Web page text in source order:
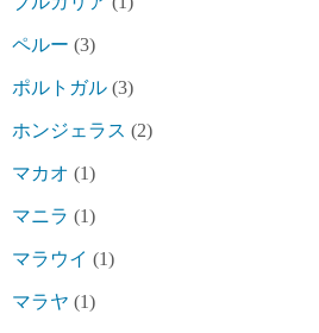
ペルー (3)
ポルトガル (3)
ホンジェラス (2)
マカオ (1)
マニラ (1)
マラウイ (1)
マラヤ (1)